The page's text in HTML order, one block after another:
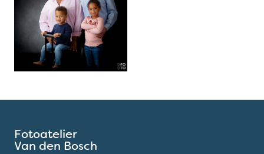
Fotoatelier
Van den Bosch